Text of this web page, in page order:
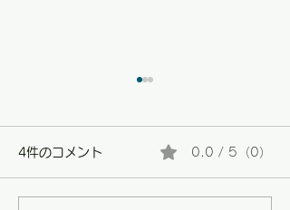
4件のコメント 0.0 / 5（0）